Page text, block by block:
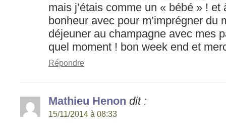
mais j’étais comme un « bébé » ! et
bonheur avec pour m’imprégner du
déjeuner au champagne avec mes
quel moment ! bon week end et
Répondre
Mathieu Henon dit :
15/11/2014 à 08:33